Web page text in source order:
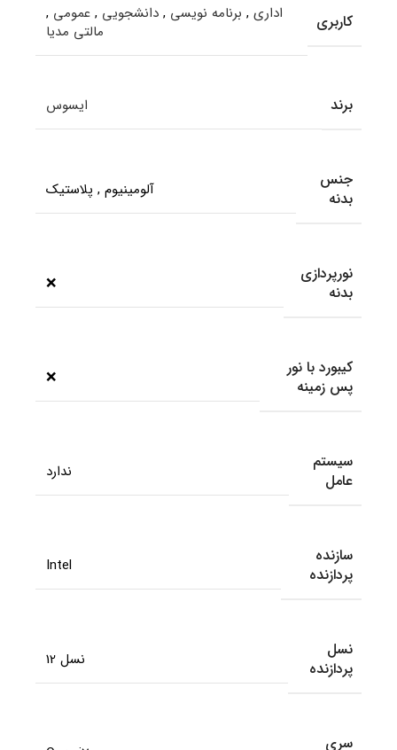
کاربری اداری , برنامه نویسی , دانشجویی , عمومی ,
مالتی مدیا
برند ایسوس
جنس
بدنه
آلومینیوم , پلاستیک
نورپردازی
بدنه
❌
کیبورد با نور
پس زمینه
❌
سیستم
عامل
ندارد
سازنده
پردازنده
Intel
نسل
پردازنده
نسل 12
سری